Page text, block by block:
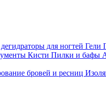
для ногтей Гели
Кисти Пилки и бафы
бровей и ресниц